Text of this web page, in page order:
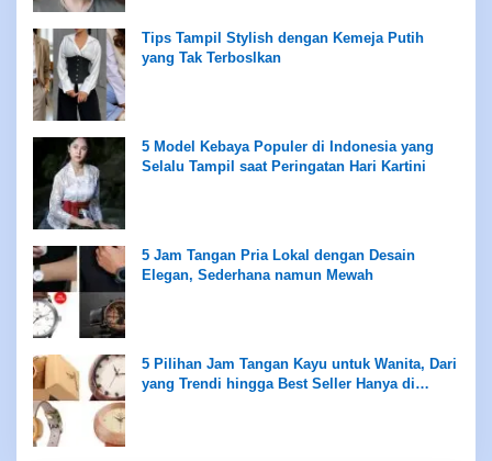
Tips Tampil Stylish dengan Kemeja Putih
yang Tak Terboslkan
5 Model Kebaya Populer di Indonesia yang
Selalu Tampil saat Peringatan Hari Kartini
5 Jam Tangan Pria Lokal dengan Desain
Elegan, Sederhana namun Mewah
5 Pilihan Jam Tangan Kayu untuk Wanita, Dari
yang Trendi hingga Best Seller Hanya di